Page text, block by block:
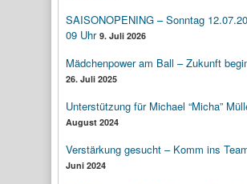
SAISONOPENING – Sonntag
09 Uhr 9. Juli 2026
Mädchenpower am Ball – Zukunft
26. Juli 2025
Unterstützung für Michael “Micha”
August 2024
Verstärkung gesucht – Komm ins
Juni 2024